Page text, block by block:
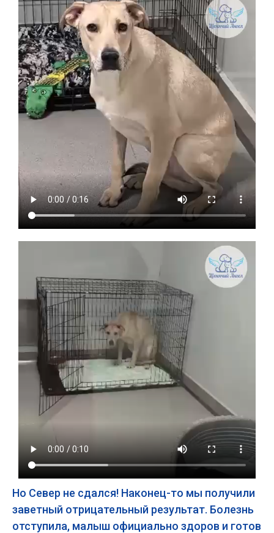
Но Север не сдался! Наконец-то мы получили
заветный отрицательный результат. Болезнь
отступила, малыш официально здоров и готов